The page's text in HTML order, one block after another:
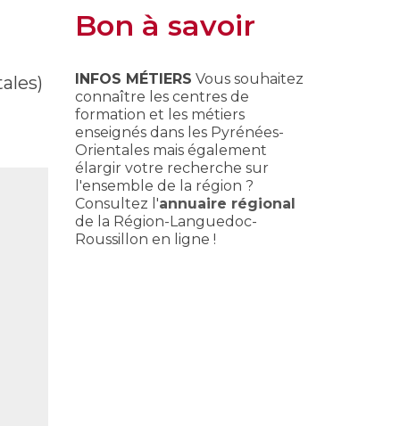
Bon à savoir
INFOS MÉTIERS Vous souhaitez
connaître les centres de
formation et les métiers
enseignés dans les Pyrénées-
Orientales mais également
élargir votre recherche sur
l'ensemble de la région ?
Consultez l'annuaire régional
de la Région-Languedoc-
Roussillon en ligne !